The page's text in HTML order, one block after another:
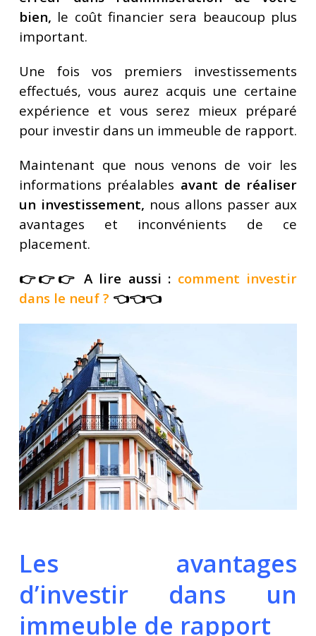
bien, le coût financier sera beaucoup plus
important.
Une fois vos premiers investissements
effectués, vous aurez acquis une certaine
expérience et vous serez mieux préparé
pour investir dans un immeuble de rapport.
Maintenant que nous venons de voir les
informations préalables avant de réaliser
un investissement, nous allons passer aux
avantages et inconvénients de ce
placement.
👉👉👉 A lire aussi : comment investir
dans le neuf ? 👈👈👈
Les avantages
d’investir dans un
immeuble de rapport